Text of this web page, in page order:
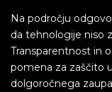
Na področju
da tehnologije niso
Transparentnost in
pomena za zaščito
dolgoročnega